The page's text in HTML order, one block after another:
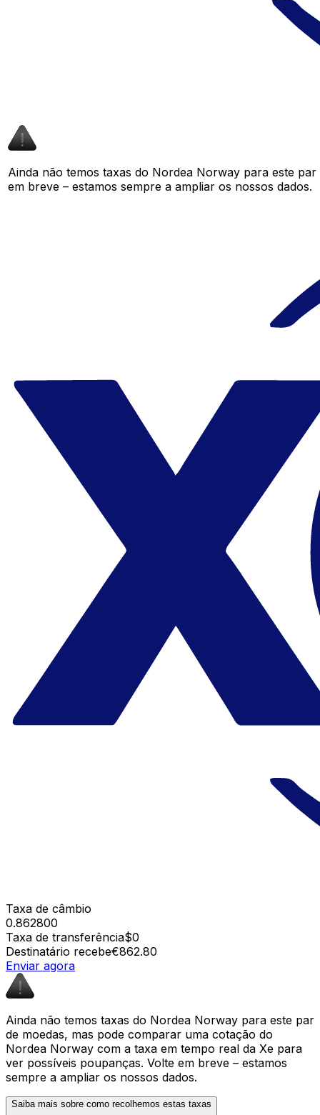
Ainda não temos taxas do Nordea Norway para este
em breve – estamos sempre a ampliar os nossos dados.
Taxa de câmbio
0.862800
Taxa de transferência$0
Destinatário recebe€862.80
Enviar agora
Ainda não temos taxas do Nordea Norway para este par
de moedas, mas pode comparar uma cotação do
Nordea Norway com a taxa em tempo real da Xe para
ver possíveis poupanças. Volte em breve – estamos
sempre a ampliar os nossos dados.
Saiba mais sobre como recolhemos estas taxas